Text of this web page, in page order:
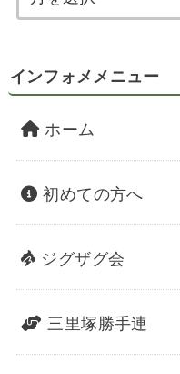
インフォメメニュー
ホーム
初めての方へ
ジグザグ会
三里塚勝手連